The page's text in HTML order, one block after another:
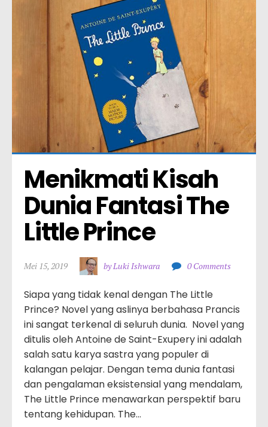
Menikmati Kisah
Dunia Fantasi The
Little Prince
Mei 15, 2019 by Luki Ishwara 0 Comments
Siapa yang tidak kenal dengan The Little
Prince? Novel yang aslinya berbahasa Prancis
ini sangat terkenal di seluruh dunia. Novel yang
ditulis oleh Antoine de Saint-Exupery ini adalah
salah satu karya sastra yang populer di
kalangan pelajar. Dengan tema dunia fantasi
dan pengalaman eksistensial yang mendalam,
The Little Prince menawarkan perspektif baru
tentang kehidupan. The…